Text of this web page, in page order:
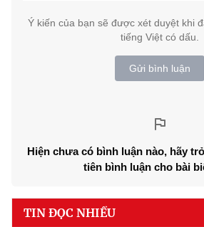
Ý kiến của bạn sẽ được xét duyệt khi
tiếng Việt có dấu.
Gửi bình luận
Hiện chưa có bình luận nào, hãy
tiên bình luận cho bài
TIN ĐỌC NHIỀU